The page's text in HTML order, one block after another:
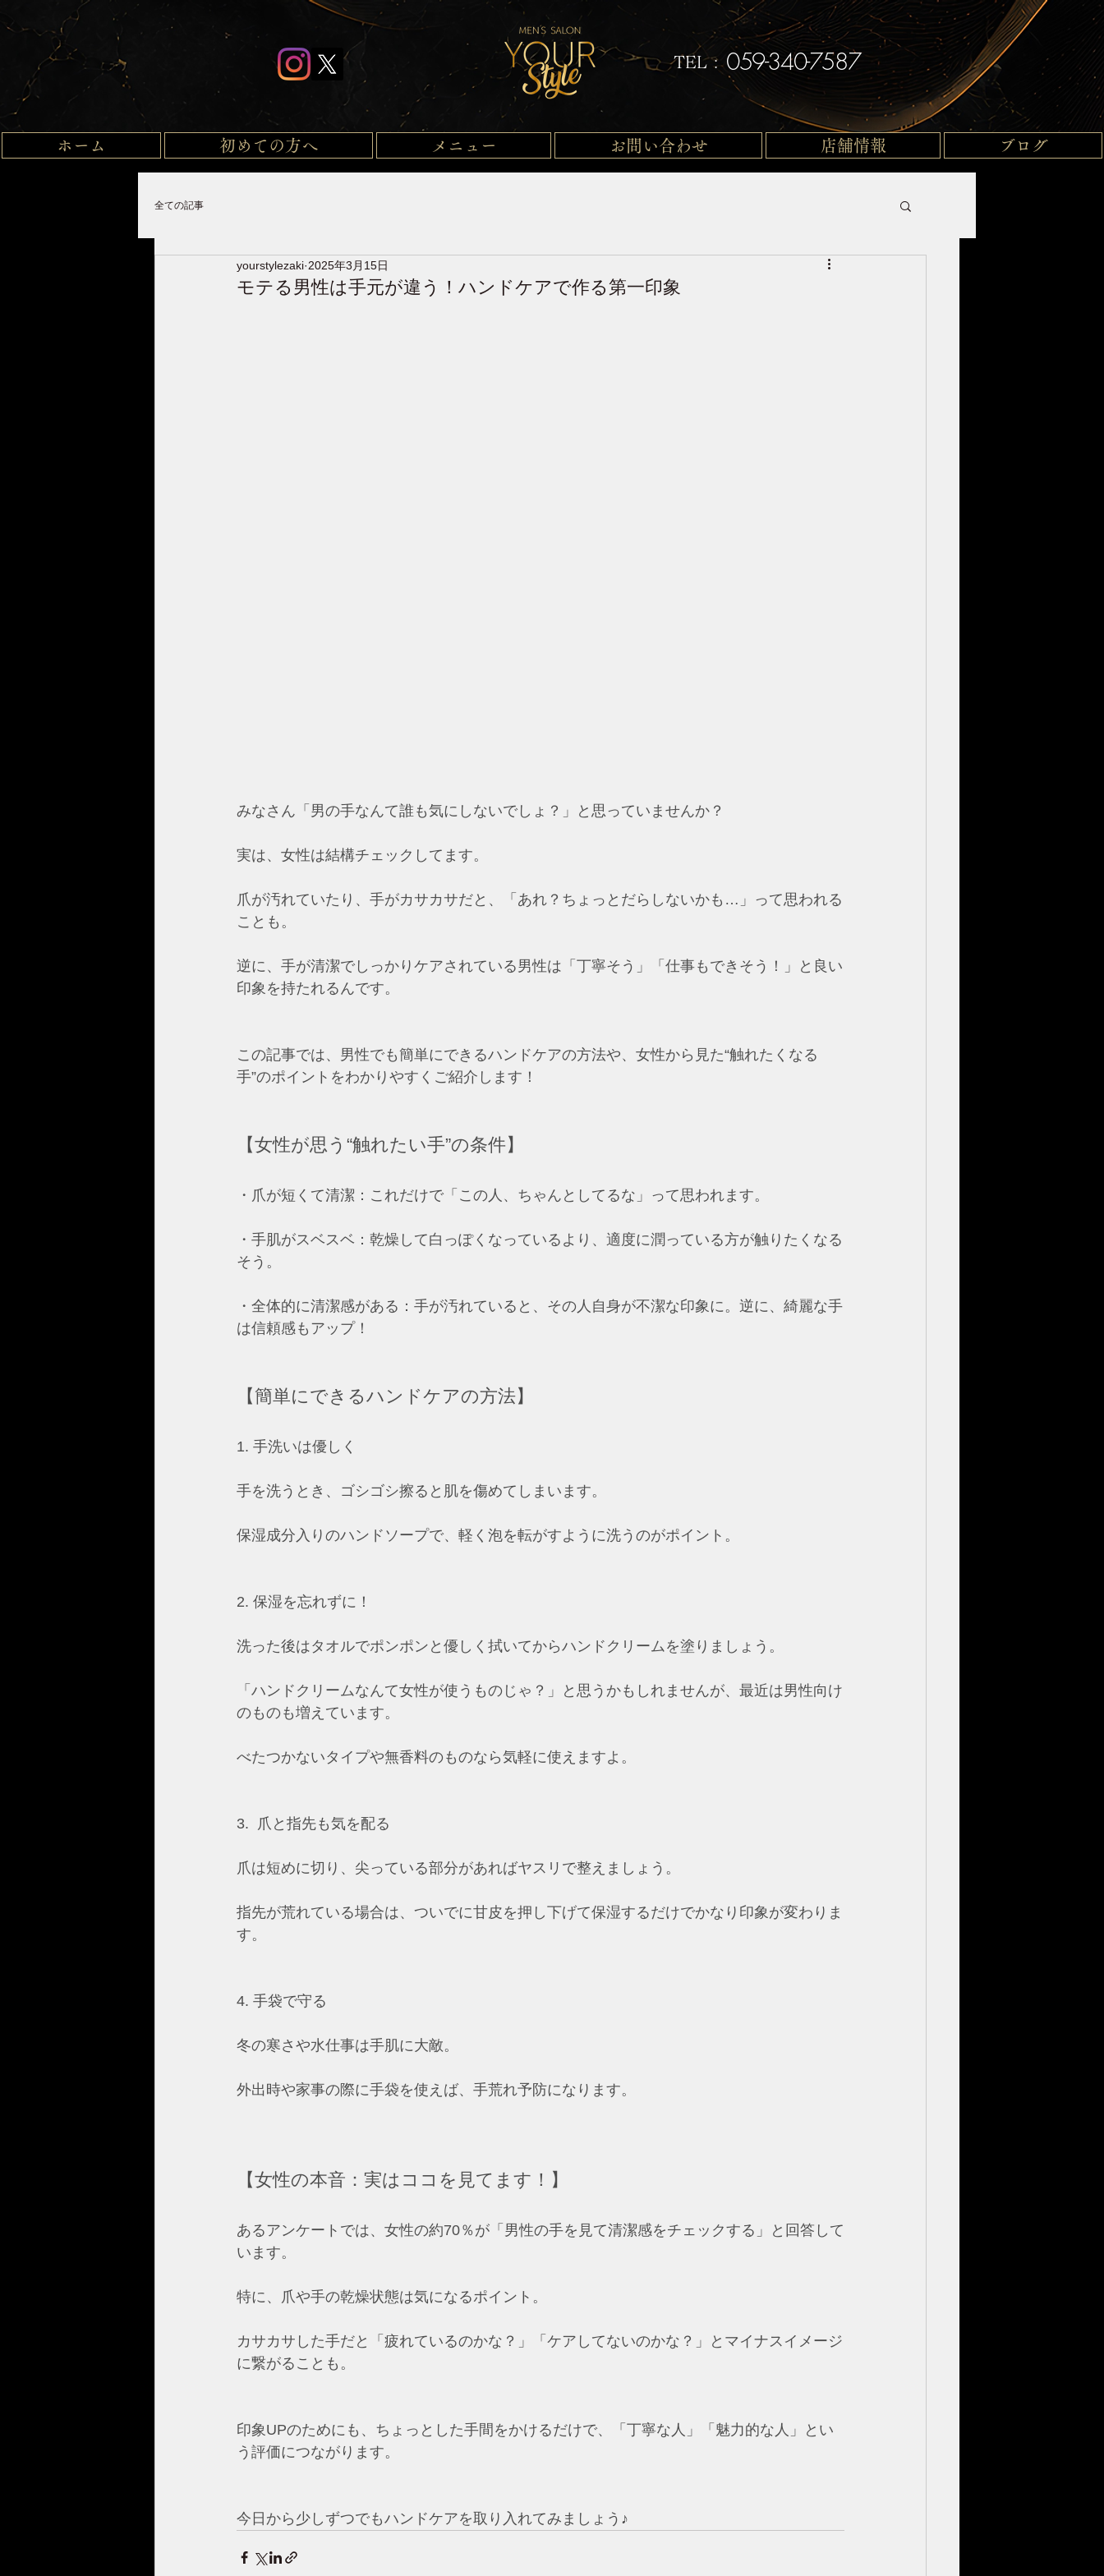
TEL : 059-340-7587
ホーム 初めての方へ メニュー お問い合わせ 店舗情報 ブログ
全ての記事
モテる男性は手元が違う！ハンドケアで作る第一印象
yourstylezaki 2025年3月15日
みなさん「男の手なんて誰も気にしないでしょ？」と思っていませんか？
実は、女性は結構チェックしてます。
爪が汚れていたり、手がカサカサだと、「あれ？ちょっとだらしないかも…」って思われる
ことも。
逆に、手が清潔でしっかりケアされている男性は「丁寧そう」「仕事もできそう！」と良い
印象を持たれるんです。
この記事では、男性でも簡単にできるハンドケアの方法や、女性から見た“触れたくなる
手”のポイントをわかりやすくご紹介します！
【女性が思う“触れたい手”の条件】
・爪が短くて清潔：これだけで「この人、ちゃんとしてるな」って思われます。
・手肌がスベスベ：乾燥して白っぽくなっているより、適度に潤っている方が触りたくなる
そう。
・全体的に清潔感がある：手が汚れていると、その人自身が不潔な印象に。逆に、綺麗な手
は信頼感もアップ！
【簡単にできるハンドケアの方法】
1. 手洗いは優しく
手を洗うとき、ゴシゴシ擦ると肌を傷めてしまいます。
保湿成分入りのハンドソープで、軽く泡を転がすように洗うのがポイント。
2. 保湿を忘れずに！
洗った後はタオルでポンポンと優しく拭いてからハンドクリームを塗りましょう。
「ハンドクリームなんて女性が使うものじゃ？」と思うかもしれませんが、最近は男性向け
のものも増えています。
べたつかないタイプや無香料のものなら気軽に使えますよ。
3.  爪と指先も気を配る
爪は短めに切り、尖っている部分があればヤスリで整えましょう。
指先が荒れている場合は、ついでに甘皮を押し下げて保湿するだけでかなり印象が変わりま
す。
4. 手袋で守る
冬の寒さや水仕事は手肌に大敵。
外出時や家事の際に手袋を使えば、手荒れ予防になります。
【女性の本音：実はココを見てます！】
あるアンケートでは、女性の約70％が「男性の手を見て清潔感をチェックする」と回答して
います。
特に、爪や手の乾燥状態は気になるポイント。
カサカサした手だと「疲れているのかな？」「ケアしてないのかな？」とマイナスイメージ
に繋がることも。
印象UPのためにも、ちょっとした手間をかけるだけで、「丁寧な人」「魅力的な人」とい
う評価につながります。
今日から少しずつでもハンドケアを取り入れてみましょう♪